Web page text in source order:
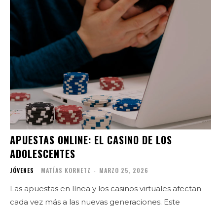
APUESTAS ONLINE: EL CASINO DE LOS
ADOLESCENTES
JÓVENES MATÍAS KORNETZ - MARZO 25, 2026
Las apuestas en línea y los casinos virtuales afectan
cada vez más a las nuevas generaciones. Este